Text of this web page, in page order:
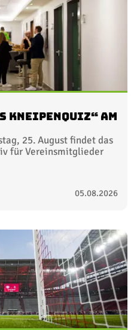
Kneipenquiz“ am
25. August findet das
für Vereinsmitglieder
05.08.2026